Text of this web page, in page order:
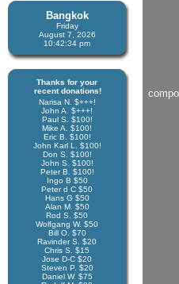
Bangkok
Friday
August 7, 2026
10:42:35 pm
Thanks for your
recent donations!
Narisa N. $+++!
John A. $+++!
Paul S. $100!
Mike A. $100!
Eric B. $100!
John Karl L. $100!
Don S. $100!
John S. $100!
Peter B. $100!
Ingo B $50
Peter d C $50
Hans G $50
Alan M. $50
Rod S. $50
Wolfgang W. $50
Bill O. $70
Ravinder S. $20
Chris S. $15
Jose D-C $20
Steven P. $20
Daniel W. $75